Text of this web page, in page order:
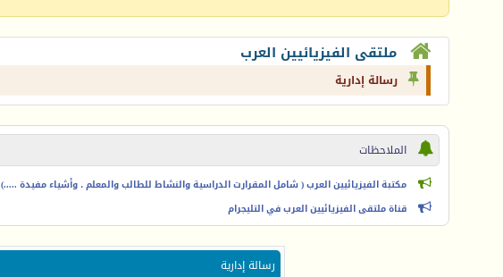
ملتقى الفيزيائيين العرب
رسالة إدارية
الملاحظات
مكتبة الفيزيائيين العرب ( شامل المقرارت الدراسية والنشاط للطالب والمعلم ، وأشياء مفيدة .....)
قناة ملتقى الفيزيائيين العرب في التليجرام
رسالة إدارية